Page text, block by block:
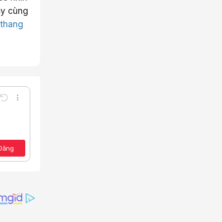
cùng
thang
Undo Thêm tùy chọn…